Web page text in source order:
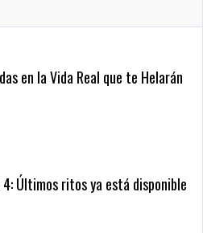
en la Vida Real que te Helarán
Últimos ritos ya está disponible